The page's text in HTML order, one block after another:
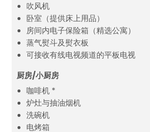
吹风机
卧室（提供床上用品）
房间内电子保险箱（精选公寓）
蒸气熨斗及熨衣板
可接收有线电视频道的平板电视
厨房/小厨房
咖啡机 *
炉灶与抽油烟机
洗碗机
电烤箱